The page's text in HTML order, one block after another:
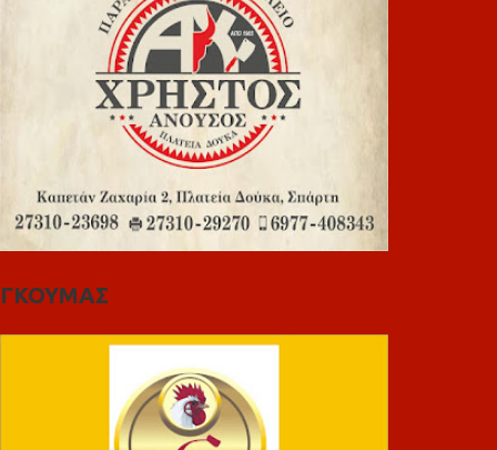
ΓΚΟΥΜΑΣ